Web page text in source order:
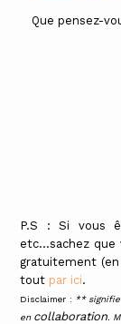
Que pensez-
P.S : Si vous
etc...sachez que
gratuitement
tout par ici.
Disclaimer : **
en collaboration.